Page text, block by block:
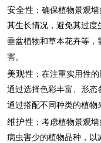
安全性 ：确保植物景观
其生长情况，避免其过
垂盆植物和草本花卉等
害。
美观性 ：在注重实用性
通过选择色彩丰富、形态
通过搭配不同种类的植物
维护性 ：考虑植物景观墙
病虫害少的植物品种，